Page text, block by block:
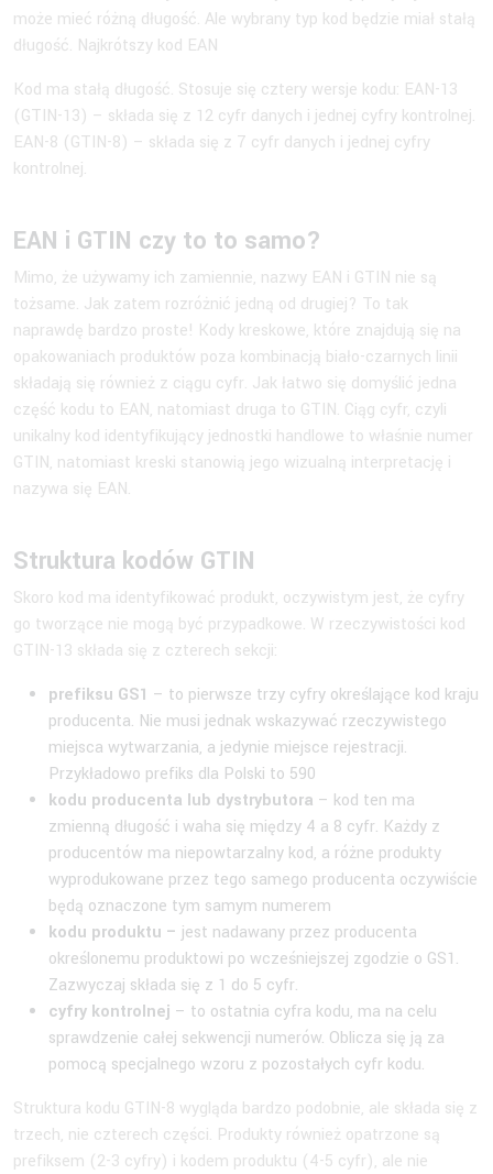
może mieć różną długość. Ale wybrany typ kod będzie miał stałą
długość. Najkrótszy kod EAN
Kod ma stałą długość. Stosuje się cztery wersje kodu: EAN-13
(GTIN-13) – składa się z 12 cyfr danych i jednej cyfry kontrolnej.
EAN-8 (GTIN-8) – składa się z 7 cyfr danych i jednej cyfry
kontrolnej.
EAN i GTIN czy to to samo?
Mimo, że używamy ich zamiennie, nazwy EAN i GTIN nie są
tożsame. Jak zatem rozróżnić jedną od drugiej? To tak
naprawdę bardzo proste! Kody kreskowe, które znajdują się na
opakowaniach produktów poza kombinacją biało-czarnych linii
składają się również z ciągu cyfr. Jak łatwo się domyślić jedna
część kodu to EAN, natomiast druga to GTIN. Ciąg cyfr, czyli
unikalny kod identyfikujący jednostki handlowe to właśnie numer
GTIN, natomiast kreski stanowią jego wizualną interpretację i
nazywa się EAN.
Struktura kodów GTIN
Skoro kod ma identyfikować produkt, oczywistym jest, że cyfry
go tworzące nie mogą być przypadkowe. W rzeczywistości kod
GTIN-13 składa się z czterech sekcji:
prefiksu GS1 – to pierwsze trzy cyfry określające kod kraju
producenta. Nie musi jednak wskazywać rzeczywistego
miejsca wytwarzania, a jedynie miejsce rejestracji.
Przykładowo prefiks dla Polski to 590
kodu producenta lub dystrybutora – kod ten ma
zmienną długość i waha się między 4 a 8 cyfr. Każdy z
producentów ma niepowtarzalny kod, a różne produkty
wyprodukowane przez tego samego producenta oczywiście
będą oznaczone tym samym numerem
kodu produktu – jest nadawany przez producenta
określonemu produktowi po wcześniejszej zgodzie o GS1.
Zazwyczaj składa się z 1 do 5 cyfr.
cyfry kontrolnej – to ostatnia cyfra kodu, ma na celu
sprawdzenie całej sekwencji numerów. Oblicza się ją za
pomocą specjalnego wzoru z pozostałych cyfr kodu.
Struktura kodu GTIN-8 wygląda bardzo podobnie, ale składa się z
trzech, nie czterech części. Produkty również opatrzone są
prefiksem (2-3 cyfry) i kodem produktu (4-5 cyfr), ale nie